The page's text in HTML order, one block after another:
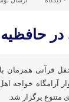
قرآنی همزمان
آرامگاه خواجه
متنوع برگزار شد.